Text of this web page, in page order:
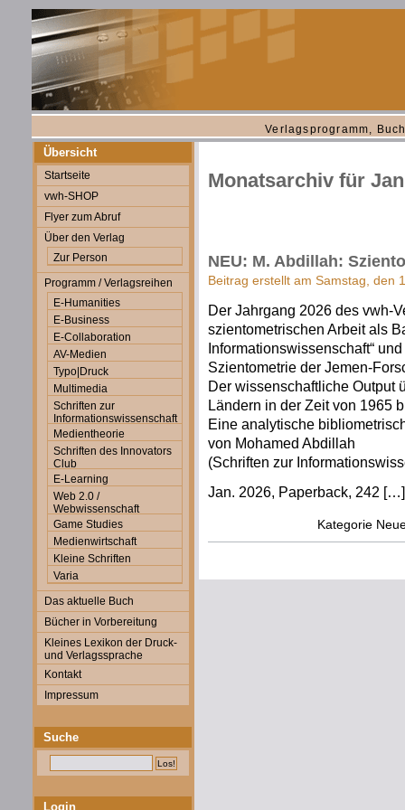
Verlagsprogramm,
Übersicht
Startseite
vwh-SHOP
Flyer zum Abruf
Über den Verlag
Zur Person
Programm / Verlagsreihen
E-Humanities
E-Business
E-Collaboration
AV-Medien
Typo|Druck
Multimedia
Schriften zur
Informationswissenschaft
Medientheorie
Schriften des Innovators
Club
E-Learning
Web 2.0 /
Webwissenschaft
Game Studies
Medienwirtschaft
Kleine Schriften
Varia
Das aktuelle Buch
Bücher in Vorbereitung
Kleines Lexikon der Druck-
und Verlagssprache
Kontakt
Impressum
Suche
Login
Monatsarchiv für
NEU: M. Abdillah:
Beitrag erstellt am Samstag, den
Der Jahrgang 2026 des vwh-
szientometrischen Arbeit als
Informationswissenschaft“
Szientometrie der Jemen-
Der wissenschaftliche Output
Ländern in der Zeit von 1965
Eine analytische
von Mohamed Abdillah
(Schriften zur
Jan. 2026, Paperback, 242 […]
Kategorie